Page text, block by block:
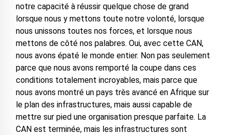
notre capacité à réussir quelque chose de grand
lorsque nous y mettons toute notre volonté, lorsque
nous unissons toutes nos forces, et lorsque nous
mettons de côté nos palabres. Oui, avec cette CAN,
nous avons épaté le monde entier. Non pas seulement
parce que nous avons remporté la coupe dans ces
conditions totalement incroyables, mais parce que
nous avons montré un pays très avancé en Afrique sur
le plan des infrastructures, mais aussi capable de
mettre sur pied une organisation presque parfaite. La
CAN est terminée, mais les infrastructures sont